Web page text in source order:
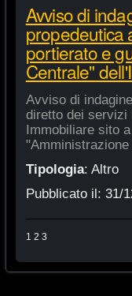
Avviso di
propedeutica
portierato e
Centrale"
Avviso di
diretto dei servizi
Immobiliare sito
"Amministrazione
Tipologia: Altro
Pubblicato il: 31/
1 2 3